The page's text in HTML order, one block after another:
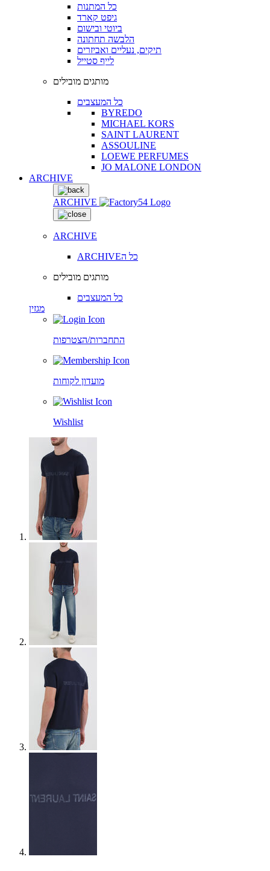
כל המתנות
גיפט קארד
ביוטי ובישום
הלבשה תחתונה
תיקים, נעליים ואביזרים
לייף סטייל
מותגים מובילים
כל המעצבים
BYREDO
MICHAEL KORS
SAINT LAURENT
ASSOULINE
LOEWE PERFUMES
JO MALONE LONDON
ARCHIVE
ARCHIVE
ARCHIVE
ARCHIVEכל ה
מותגים מובילים
כל המעצבים
מגזין
התחברות/הצטרפות
מועדון לקוחות
Wishlist